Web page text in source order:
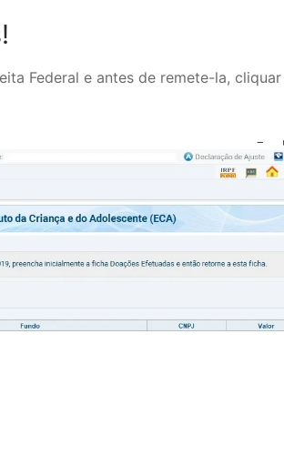
Federal e antes de remete-la,